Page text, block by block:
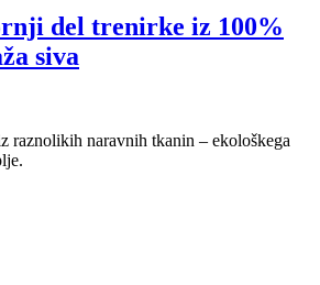
del trenirke iz 100%
siva
raznolikih naravnih tkanin – ekološkega